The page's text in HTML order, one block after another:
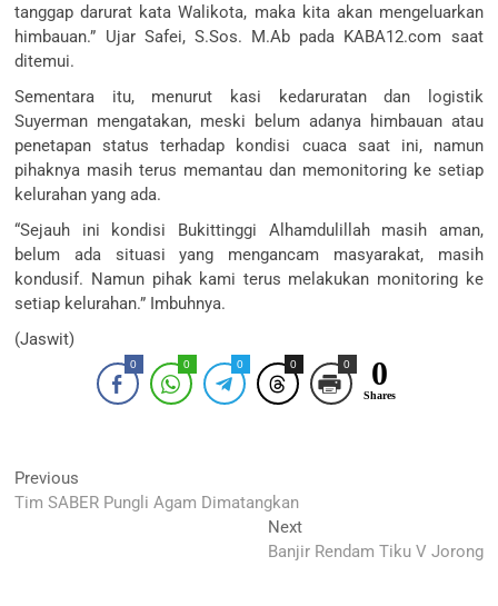
tanggap darurat kata Walikota, maka kita akan mengeluarkan
himbauan.” Ujar Safei, S.Sos. M.Ab pada KABA12.com saat
ditemui.
Sementara itu, menurut kasi kedaruratan dan logistik
Suyerman mengatakan, meski belum adanya himbauan atau
penetapan status terhadap kondisi cuaca saat ini, namun
pihaknya masih terus memantau dan memonitoring ke setiap
kelurahan yang ada.
“Sejauh ini kondisi Bukittinggi Alhamdulillah masih aman,
belum ada situasi yang mengancam masyarakat, masih
kondusif. Namun pihak kami terus melakukan monitoring ke
setiap kelurahan.” Imbuhnya.
(Jaswit)
0 0 0 0 0 0
Shares
Navigasi
pos
Previous
post:
Tim SABER Pungli Agam Dimatangkan
NextNext
post:
Banjir Rendam Tiku V Jorong